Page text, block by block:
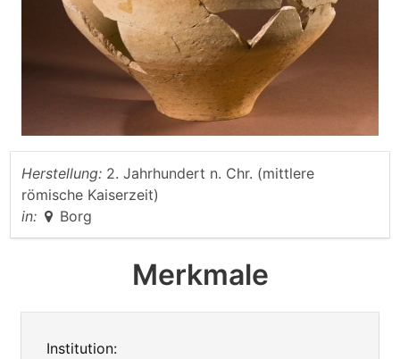
Herstellung: 2. Jahrhundert n. Chr. (mittlere
römische Kaiserzeit)
in:
Borg
Merkmale
Institution: